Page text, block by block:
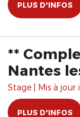
PLUS D'INFOS
**
Nantes
Stage | Mis à jour
PLUS D'INFOS